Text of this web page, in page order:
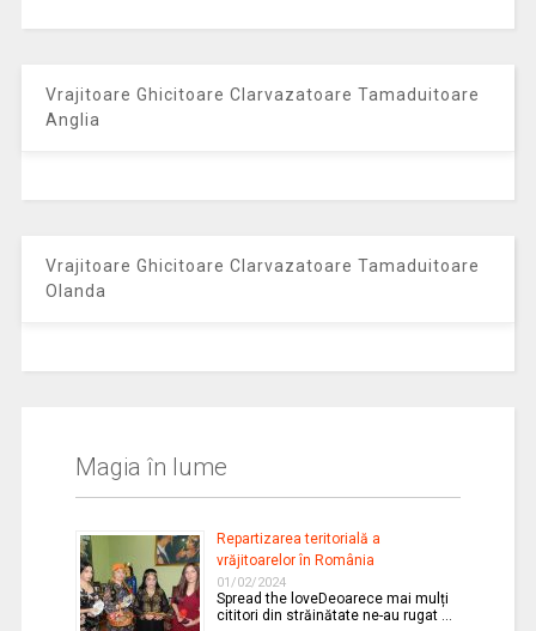
Vrajitoare Ghicitoare Clarvazatoare Tamaduitoare
Anglia
Vrajitoare Ghicitoare Clarvazatoare Tamaduitoare
Olanda
Magia în lume
Repartizarea teritorială a
vrăjitoarelor în România
01/02/2024
Spread the loveDeoarece mai mulți
cititori din străinătate ne-au rugat …